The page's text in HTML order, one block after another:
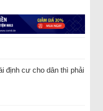
định cư cho dân thì phải